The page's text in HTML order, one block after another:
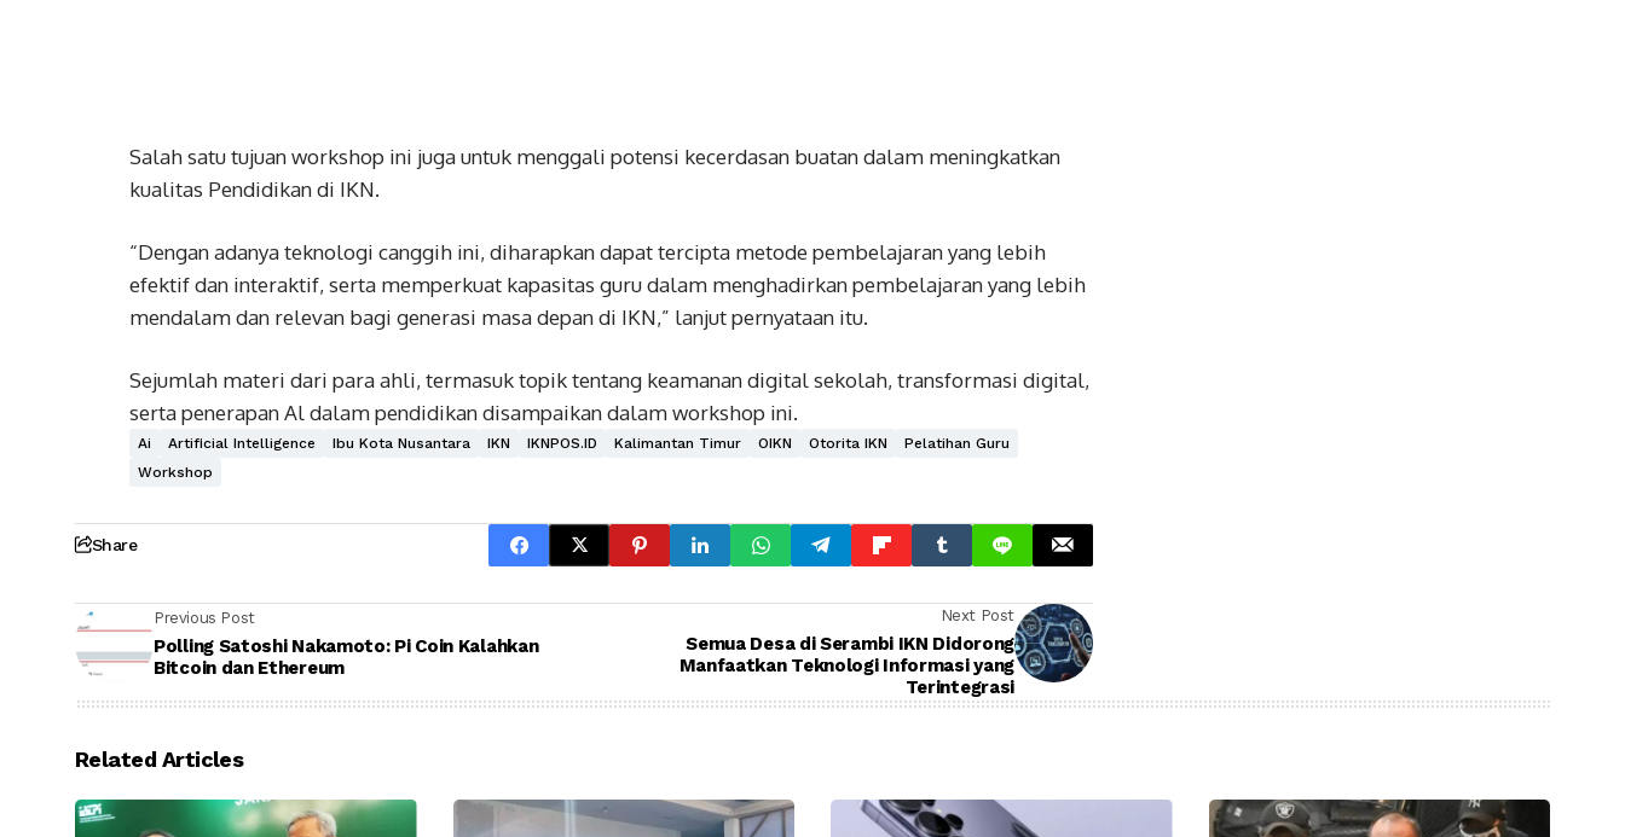
Salah satu tujuan workshop ini juga untuk menggali potensi kecerdasan buatan dalam meningkatkan
kualitas Pendidikan di IKN.
“Dengan adanya teknologi canggih ini, diharapkan dapat tercipta metode pembelajaran yang lebih
efektif dan interaktif, serta memperkuat kapasitas guru dalam menghadirkan pembelajaran yang lebih
mendalam dan relevan bagi generasi masa depan di IKN,” lanjut pernyataan itu.
Sejumlah materi dari para ahli, termasuk topik tentang keamanan digital sekolah, transformasi digital,
serta penerapan Al dalam pendidikan disampaikan dalam workshop ini.
Ai Artificial Intelligence Ibu Kota Nusantara IKN IKNPOS.ID Kalimantan Timur OIKN Otorita IKN
Pelatihan Guru
Workshop
Share
Previous Post
Polling Satoshi Nakamoto: Pi Coin Kalahkan
Bitcoin dan Ethereum
Next Post
Semua Desa di Serambi IKN Didorong
Manfaatkan Teknologi Informasi yang
Terintegrasi
Related Articles